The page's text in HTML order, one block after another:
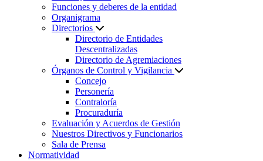
Funciones y deberes de la entidad
Organigrama
Directorios
Directorio de Entidades
Descentralizadas
Directorio de Agremiaciones
Órganos de Control y Vigilancia
Concejo
Personería
Contraloría
Procuraduría
Evaluación y Acuerdos de Gestión
Nuestros Directivos y Funcionarios
Sala de Prensa
Normatividad